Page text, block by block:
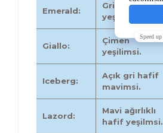
Emerald:
Gri hafif
yeşilimsi.
Giallo:
Çimen
yeşilimsi.
Iceberg:
Açık gri hafif
mavimsi.
Lazord:
Mavi ağırlıklı
hafif yeşilmsi.